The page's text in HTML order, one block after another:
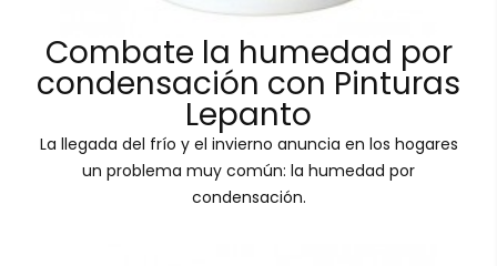
Combate la humedad por
condensación con Pinturas
Lepanto
La llegada del frío y el invierno anuncia en los hogares
un problema muy común: la humedad por
condensación.